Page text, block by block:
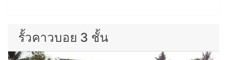
รั้วคาวบอย 3 ชั้น